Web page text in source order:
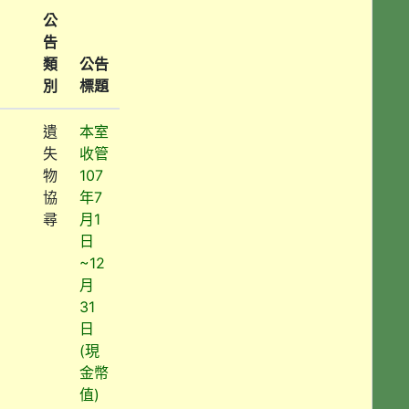
公
告
類
別
公告
標題
遺
失
物
協
尋
本室
收管
107
年7
月1
日
~12
月
31
日
(現
金幣
值)